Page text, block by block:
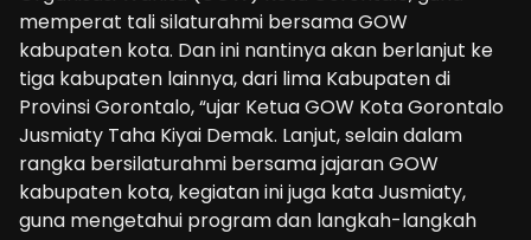
memperat tali silaturahmi bersama GOW
kabupaten kota. Dan ini nantinya akan berlanjut ke
tiga kabupaten lainnya, dari lima Kabupaten di
Provinsi Gorontalo, “ujar Ketua GOW Kota Gorontalo
Jusmiaty Taha Kiyai Demak. Lanjut, selain dalam
rangka bersilaturahmi bersama jajaran GOW
kabupaten kota, kegiatan ini juga kata Jusmiaty,
guna mengetahui program dan langkah-langkah